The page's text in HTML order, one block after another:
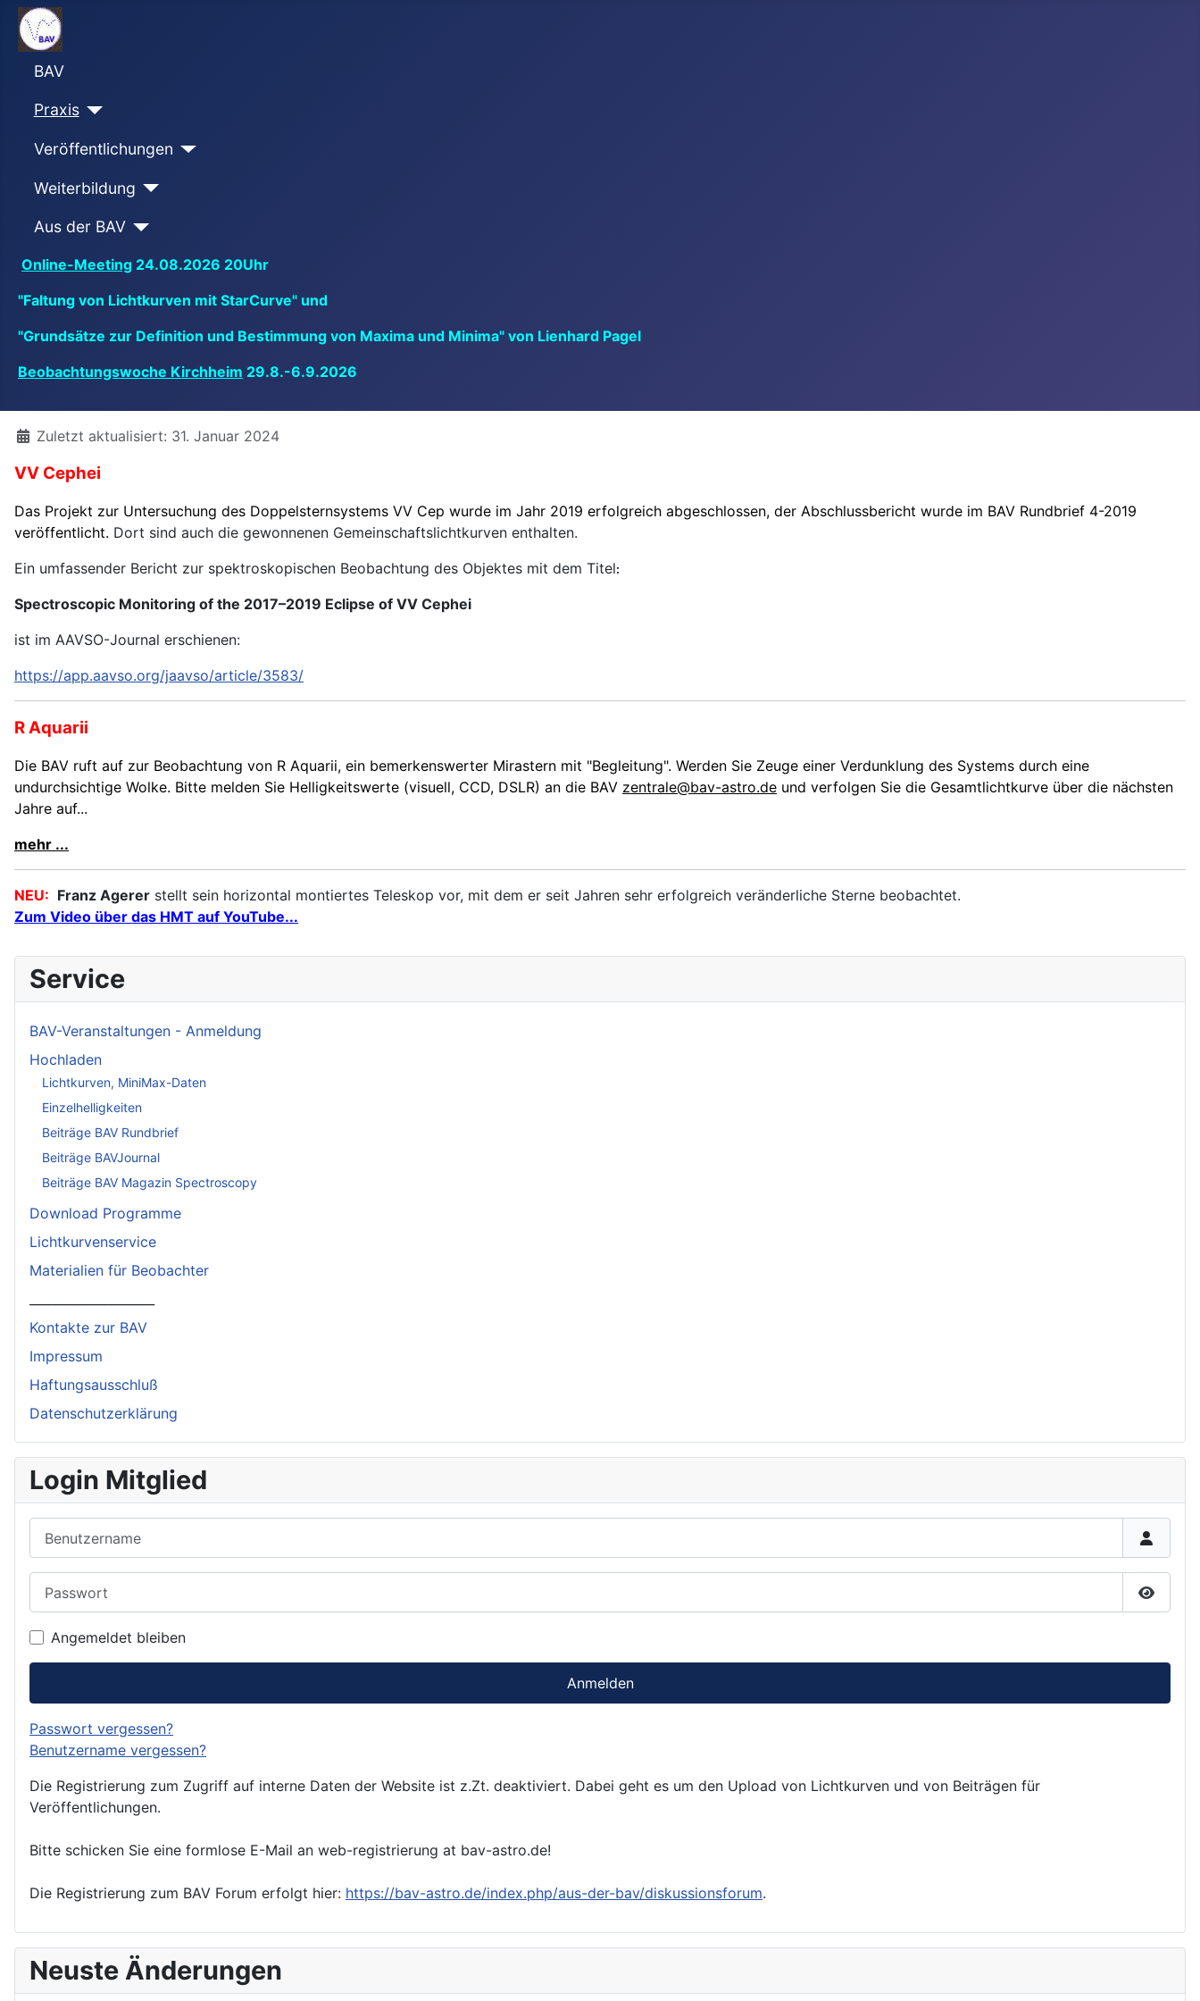
BAV
Praxis
Veröffentlichungen
Weiterbildung
Aus der BAV
Online-Meeting 24.08.2026 20Uhr
"Faltung von Lichtkurven mit StarCurve" und
"Grundsätze zur Definition und Bestimmung von Maxima und Minima" von Lienhard Pagel
Beobachtungswoche Kirchheim 29.8.-6.9.2026
DetailsZuletzt aktualisiert: 31. Januar 2024
VV Cephei
Das Projekt zur Untersuchung des Doppelsternsystems VV Cep wurde im Jahr 2019 erfolgreich abgeschlossen, der Abschlussbericht wurde im BAV Rundbrief 4-2019
veröffentlicht. Dort sind auch die gewonnenen Gemeinschaftslichtkurven enthalten.
Ein umfassender Bericht zur spektroskopischen Beobachtung des Objektes mit dem Titel:
Spectroscopic Monitoring of the 2017–2019 Eclipse of VV Cephei
ist im AAVSO-Journal erschienen:
https://app.aavso.org/jaavso/article/3583/
R Aquarii
Die BAV ruft auf zur Beobachtung von R Aquarii, ein bemerkenswerter Mirastern mit "Begleitung". Werden Sie Zeuge einer Verdunklung des Systems durch eine
undurchsichtige Wolke. Bitte melden Sie Helligkeitswerte (visuell, CCD, DSLR) an die BAV zentrale@bav-astro.de und verfolgen Sie die Gesamtlichtkurve über die nächsten
Jahre auf...
mehr ...
NEU: Franz Agerer stellt sein horizontal montiertes Teleskop vor, mit dem er seit Jahren sehr erfolgreich veränderliche Sterne beobachtet.
Zum Video über das HMT auf YouTube...
Service
BAV-Veranstaltungen - Anmeldung
Hochladen
Lichtkurven, MiniMax-Daten
Einzelhelligkeiten
Beiträge BAV Rundbrief
Beiträge BAVJournal
Beiträge BAV Magazin Spectroscopy
Download Programme
Lichtkurvenservice
Materialien für Beobachter
Kontakte zur BAV
Impressum
Haftungsausschluß
Datenschutzerklärung
Login Mitglied
Angemeldet bleiben
Anmelden
Passwort vergessen?
Benutzername vergessen?
Die Registrierung zum Zugriff auf interne Daten der Website ist z.Zt. deaktiviert. Dabei geht es um den Upload von Lichtkurven und von Beiträgen für
Veröffentlichungen.
Bitte schicken Sie eine formlose E-Mail an web-registrierung at bav-astro.de!
Die Registrierung zum BAV Forum erfolgt hier: https://bav-astro.de/index.php/aus-der-bav/diskussionsforum.
Neuste Änderungen